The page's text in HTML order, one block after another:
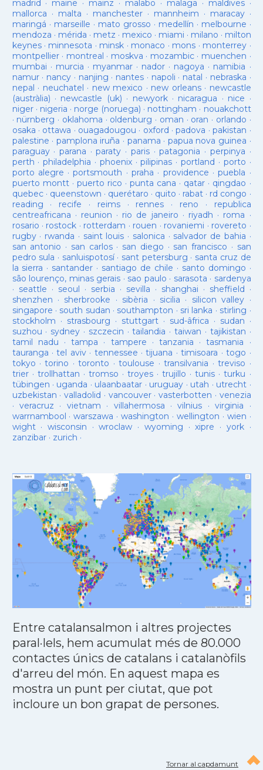
madrid · maine · mainz · malabo · malaga · maldives·
mallorca · malta · manchester· mannheim · maracay·
maringá · marseille · mato grosso · medellín · melbourne ·
mendoza · mérida · metz · mexico · miami · milano · milton
keynes· minnesota · minsk · monaco · mons · monterrey ·
montpellier· montreal · moskva · mozambic· muenchen ·
mumbai · murcia · myanmar· nador · nagoya · namibia ·
namur· nancy · nanjing · nantes · napoli · natal · nebraska ·
nepal · neuchatel · new mexico · new orleans· newcastle
(austràlia) · newcastle (uk) · newyork· nicaragua · nice ·
niger· nigeria · norge (noruega) · nottingham · nouakchott
· nürnberg · oklahoma · oldenburg · oman · oran · orlando ·
osaka · ottawa · ouagadougou · oxford ·padova ·pakistan ·
palestine · pamplona iruña · panama · papua nova guinea ·
paraguay· parana ·paraty · paris·patagonia · perpinya ·
perth ·philadelphia · phoenix·pilipinas ·portland · porto ·
porto alegre ·portsmouth ·praha · providence ·puebla ·
puerto montt· puerto rico ·punta cana · qatar · qingdao ·
quebec· queenstown · querétaro · quito · rabat · rd congo ·
reading · recife · reims· rennes · reno · republica
centreafricana · reunion · rio de janeiro · riyadh · roma ·
rosario · rostock · rotterdam · rouen · rovaniemi · rovereto ·
rugby· rwanda · saint louis · salonica · salvador de bahia ·
san antonio · san carlos· san diego · san francisco · san
pedro sula · sanluispotosí· sant petersburg · santa cruz de
la sierra · santander · santiago de chile · santo domingo ·
são lourenço, minas gerais · sao paulo · sarasota · sardenya
· seattle · seoul · serbia · sevilla · shanghai · sheffield ·
shenzhen · sherbrooke · sibèria · sicilia · silicon valley ·
singapore · south sudan · southampton · sri lanka · stirling ·
stockholm · strasbourg · stuttgart· sud-âfrica · sudan ·
suzhou · sydney · szczecin ·tailandia ·taiwan · tajikistan ·
tamil nadu ·tampa · tampere · tanzania ·tasmania ·
tauranga ·tel aviv· tennessee ·tijuana ·timisoara ·togo ·
tokyo ·torino ·toronto ·toulouse ·transilvania ·treviso ·
trier· trollhattan · tromso · troyes·trujillo ·tunis ·turku ·
tübingen · uganda · ulaanbaatar · uruguay · utah · utrecht ·
uzbekistan · valladolid · vancouver· vasterbotten · venezia
· veracruz · vietnam · villahermosa ·vilnius ·virginia ·
warrnambool ·warszawa ·washington · wellington · wien ·
wight· wisconsin ·wroclaw · wyoming ·xipre · york·
zanzibar· zurich ·
Entre catalansalmon i altres projectes
paral·lels, hem acumulat més de 80.000
contactes únics de catalans i catalanòfils
d'arreu del món. En aquest mapa es
mostra un punt per ciutat, que pot
incloure un bon grapat de persones.
Tornar al capdamunt